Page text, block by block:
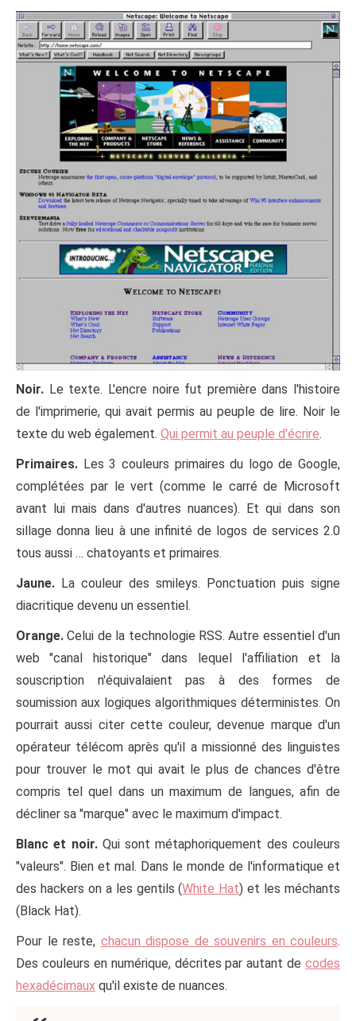
Noir. Le texte. L'encre noire fut première dans l'histoire
de l'imprimerie, qui avait permis au peuple de lire. Noir le
texte du web également. Qui permit au peuple d'écrire.
Primaires. Les 3 couleurs primaires du logo de Google,
complétées par le vert (comme le carré de Microsoft
avant lui mais dans d'autres nuances). Et qui dans son
sillage donna lieu à une infinité de logos de services 2.0
tous aussi … chatoyants et primaires.
Jaune. La couleur des smileys. Ponctuation puis signe
diacritique devenu un essentiel.
Orange. Celui de la technologie RSS. Autre essentiel d'un
web "canal historique" dans lequel l'affiliation et la
souscription n'équivalaient pas à des formes de
soumission aux logiques algorithmiques déterministes. On
pourrait aussi citer cette couleur, devenue marque d'un
opérateur télécom après qu'il a missionné des linguistes
pour trouver le mot qui avait le plus de chances d'être
compris tel quel dans un maximum de langues, afin de
décliner sa "marque" avec le maximum d'impact.
Blanc et noir.Qui sont métaphoriquement des couleurs
"valeurs". Bien et mal. Dans le monde de l'informatique et
des hackers on a les gentils (White Hat) et les méchants
(Black Hat).
Pour le reste, chacun dispose de souvenirs en couleurs.
Des couleurs en numérique, décrites par autant de codes
hexadécimaux qu'il existe de nuances.